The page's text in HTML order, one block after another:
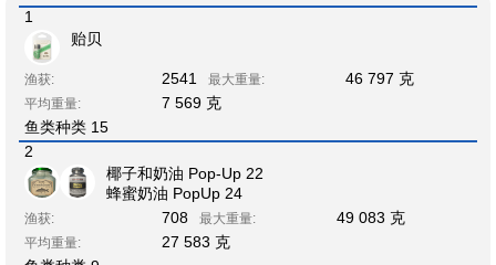
1
贻贝
渔获: 2541 最大重量: 46 797 克
平均重量:
7 569 克
鱼类种类 15
2
椰子和奶油 Pop-Up 22
蜂蜜奶油 PopUp 24
渔获: 708 最大重量: 49 083 克
平均重量:
27 583 克